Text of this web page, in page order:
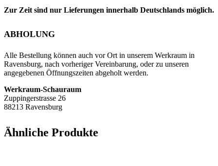
Zur Zeit sind nur Lieferungen innerhalb Deutschlands möglich.
ABHOLUNG
Alle Bestellung können auch vor Ort in unserem Werkraum in
Ravensburg, nach vorheriger Vereinbarung, oder zu unseren
angegebenen Öffnungszeiten abgeholt werden.
Werkraum-Schauraum
Zuppingerstrasse 26
88213 Ravensburg
Ähnliche Produkte